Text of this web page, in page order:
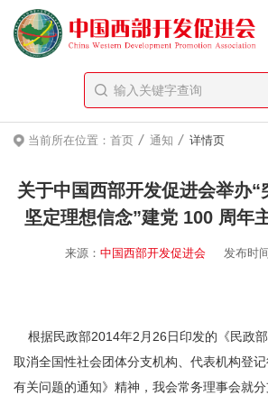
当前所在位置： 首页 / 通知 / 详情页
关于中国西部开发促进会举办“
坚定理想信念”建党 100 周年
来源： 中国西部开发促进会 发布时
根据民政部2014年2月26日印发的《民政
取消全国性社会团体分支机构、代表机构登
有关问题的通知》精神，我会常务理事会就